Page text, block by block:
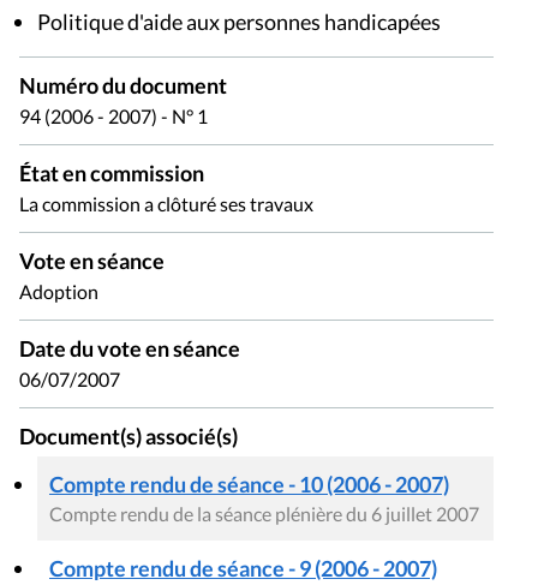
Politique d'aide aux personnes handicapées
Numéro du document
94 (2006 - 2007) - N° 1
État en commission
La commission a clôturé ses travaux
Vote en séance
Adoption
Date du vote en séance
06/07/2007
Document(s) associé(s)
Compte rendu de séance - 10 (2006 - 2007)
Compte rendu de la séance plénière du 6 juillet 2007
Compte rendu de séance - 9 (2006 - 2007)